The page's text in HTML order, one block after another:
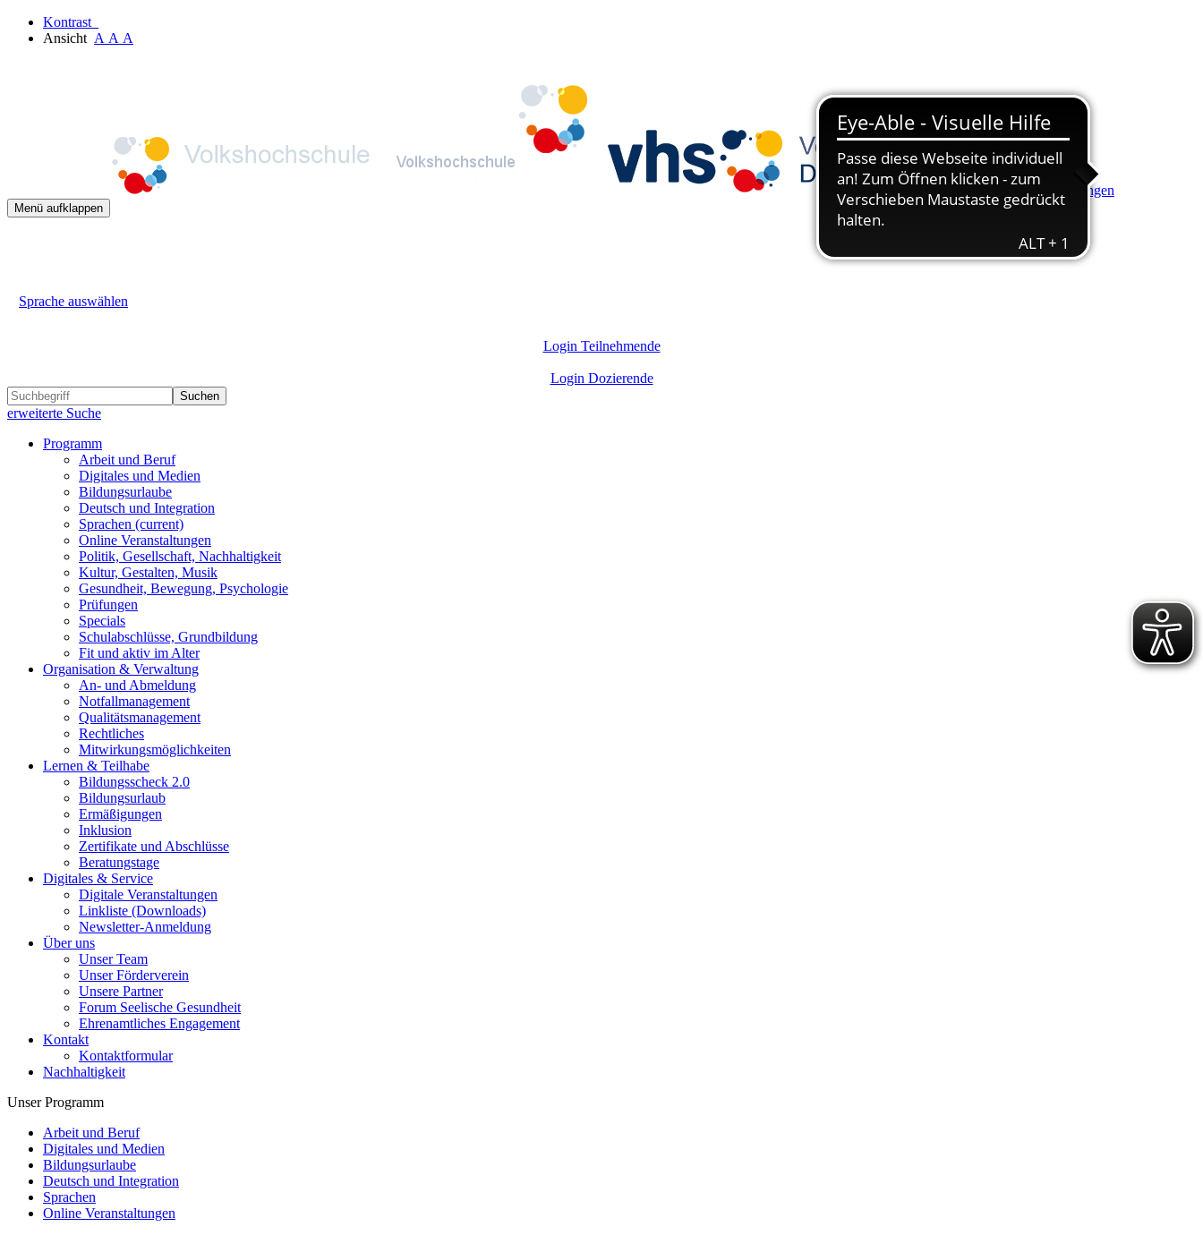
Kontrast
Ansicht A A A
Hauptinhalt anspringen
Menü aufklappen
Sprache auswählen
Login Teilnehmende
Login Dozierende
Suchen
erweiterte Suche
Programm
Arbeit und Beruf
Digitales und Medien
Bildungsurlaube
Deutsch und Integration
Sprachen (current)
Online Veranstaltungen
Politik, Gesellschaft, Nachhaltigkeit
Kultur, Gestalten, Musik
Gesundheit, Bewegung, Psychologie
Prüfungen
Specials
Schulabschlüsse, Grundbildung
Fit und aktiv im Alter
Organisation & Verwaltung
An- und Abmeldung
Notfallmanagement
Qualitätsmanagement
Rechtliches
Mitwirkungsmöglichkeiten
Lernen & Teilhabe
Bildungsscheck 2.0
Bildungsurlaub
Ermäßigungen
Inklusion
Zertifikate und Abschlüsse
Beratungstage
Digitales & Service
Digitale Veranstaltungen
Linkliste (Downloads)
Newsletter-Anmeldung
Über uns
Unser Team
Unser Förderverein
Unsere Partner
Forum Seelische Gesundheit
Ehrenamtliches Engagement
Kontakt
Kontaktformular
Nachhaltigkeit
Unser Programm
Arbeit und Beruf
Digitales und Medien
Bildungsurlaube
Deutsch und Integration
Sprachen
Online Veranstaltungen